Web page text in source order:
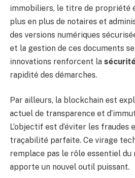
immobiliers, le titre de propriété
plus en plus de notaires et
des versions numériques
et la gestion de ces documents
innovations renforcent la
rapidité des démarches.
Par ailleurs, la blockchain est
actuel de transparence et
L’objectif est d’éviter les fraudes
traçabilité parfaite. Ce virage
remplace pas le rôle essentiel du
apporte un nouvel outil puissant.